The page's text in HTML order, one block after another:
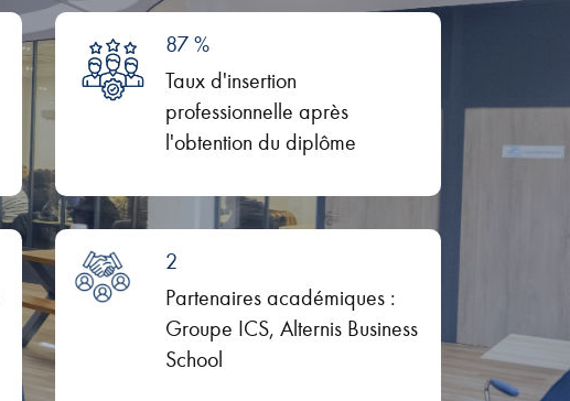
87 %
Taux d'insertion
professionnelle après
l'obtention du diplôme
2
Partenaires académiques :
Groupe ICS, Alternis Business
School